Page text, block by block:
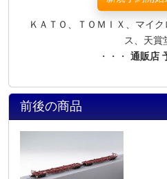
ＫＡＴＯ、ＴＯＭＩＸ、マイ
ス、天賞
・・・ 通販店
前後の商品